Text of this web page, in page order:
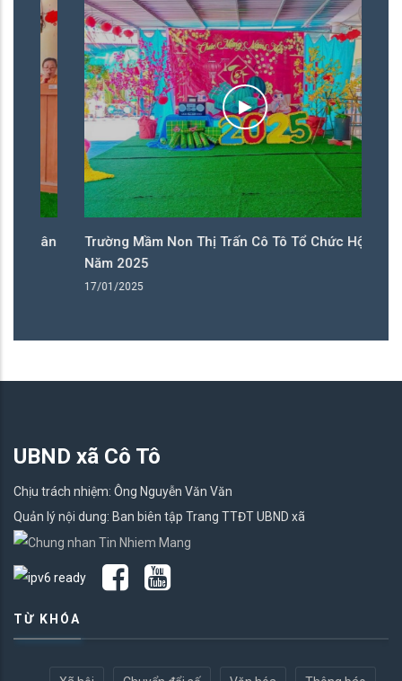
Trường Mầm Non Thị Trấn Cô Tô Tổ Chức Hội Xuân
Năm 2025
17/01/2025
UBND xã Cô Tô
Chịu trách nhiệm: Ông Nguyễn Văn Văn
Quản lý nội dung: Ban biên tập Trang TTĐT UBND xã
TỪ KHÓA